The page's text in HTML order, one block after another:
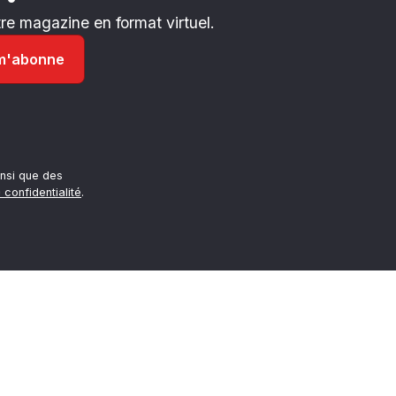
magazine en format virtuel.
que des
confidentialité.